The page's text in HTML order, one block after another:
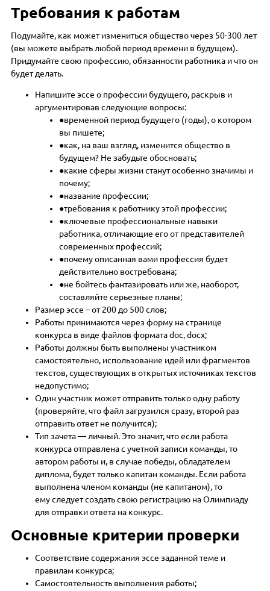
Требования к работам
Подумайте, как может измениться общество через 50-300 лет
(вы можете выбрать любой период времени в будущем).
Придумайте свою профессию, обязанности работника и что он
будет делать.
Напишите эссе о профессии будущего, раскрыв и
аргументировав следующие вопросы:
временной период будущего (годы), о котором
вы пишете;
как, на ваш взгляд, изменится общество в
будущем? Не забудьте обосновать;
какие сферы жизни станут особенно значимы и
почему;
название профессии;
требования к работнику этой профессии;
ключевые профессиональные навыки
работника, отличающие его от представителей
современных профессий;
почему описанная вами профессия будет
действительно востребована;
не бойтесь фантазировать или же, наоборот,
составляйте серьезные планы;
Размер эссе – от 200 до 500 слов;
Работы принимаются через форму на странице
конкурса в виде файлов формата doc, docx;
Работы должны быть выполнены участником
самостоятельно, использование идей или фрагментов
текстов, существующих в открытых источниках текстов
недопустимо;
Один участник может отправить только одну работу
(проверяйте, что файл загрузился сразу, второй раз
отправить ответ не получится);
Тип зачета — личный. Это значит, что если работа
конкурса отправлена с учетной записи команды, то
автором работы и, в случае победы, обладателем
диплома, будет только капитан команды. Если работа
выполнена членом команды (не капитаном), то
ему следует создать свою регистрацию на Олимпиаду
для отправки ответа на конкурс.
Основные критерии проверки
Соответствие содержания эссе заданной теме и
правилам конкурса;
Самостоятельность выполнения работы;